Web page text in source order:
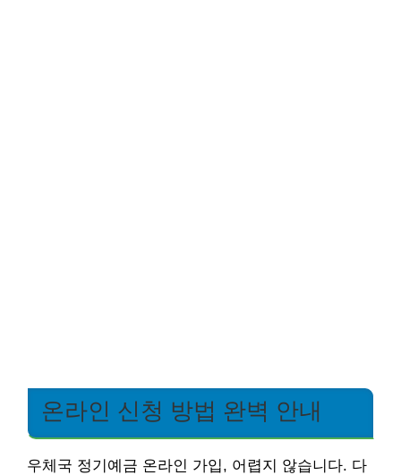
온라인 신청 방법 완벽 안내
우체국 정기예금 온라인 가입, 어렵지 않습니다. 다